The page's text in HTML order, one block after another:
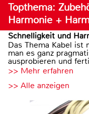
Topthema:
Harmonie +
Schnelligkeit und
Das Thema Kabel ist
man es ganz
ausprobieren und
>> Mehr erfahren
>> Alle anzeigen